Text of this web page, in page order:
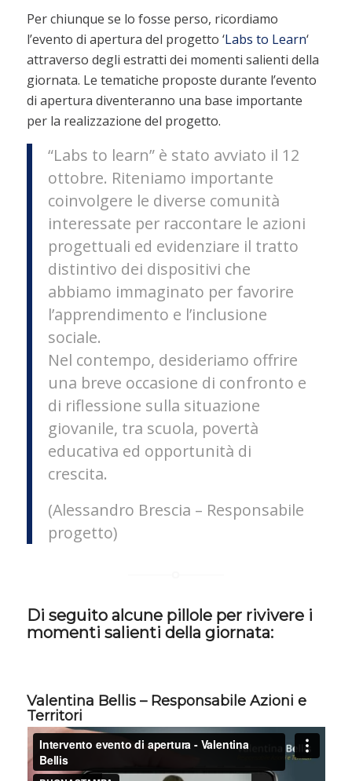
Per chiunque se lo fosse perso, ricordiamo
l’evento di apertura del progetto ‘Labs to Learn‘
attraverso degli estratti dei momenti salienti della
giornata. Le tematiche proposte durante l’evento
di apertura diventeranno una base importante
per la realizzazione del progetto.
“Labs to learn” è stato avviato il 12
ottobre. Riteniamo importante
coinvolgere le diverse comunità
interessate per raccontare le azioni
progettuali ed evidenziare il tratto
distintivo dei dispositivi che
abbiamo immaginato per favorire
l’apprendimento e l’inclusione
sociale.
Nel contempo, desideriamo offrire
una breve occasione di confronto e
di riflessione sulla situazione
giovanile, tra scuola, povertà
educativa ed opportunità di
crescita.
(Alessandro Brescia – Responsabile
progetto)
Di seguito alcune pillole per rivivere i
momenti salienti della giornata:
Valentina Bellis – Responsabile Azioni e
Territori